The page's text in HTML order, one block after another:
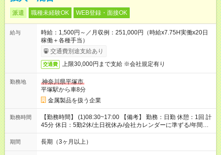
派遣 職種未経験OK WEB登録・面接OK
給与
時給：1,500円～／月収例：251,000円（時給x7.75H実働x20日
稼働＋各種手当）
交通費別途支給あり
交通費 上限30,000円まで支給 ※会社規定有り
勤務地
神奈川県平塚市
平塚駅から車8分
金属製品を扱う企業
勤務時間
【勤務時間】 (1)08:30~17:00 【備考】 勤務：日勤 休憩：1回 計
45分 休日：5勤2休/土日祝休み/会社カレンダーに準ずる/年間休
日122日 休暇：GW休暇・夏季休暇・年末年始休暇
期間 長期（3ヶ月以上）